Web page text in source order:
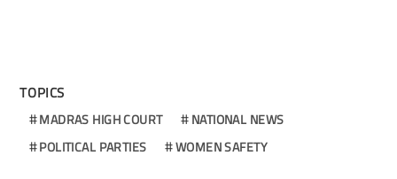
TOPICS
MADRAS HIGH COURT
NATIONAL NEWS
POLITICAL PARTIES
WOMEN SAFETY